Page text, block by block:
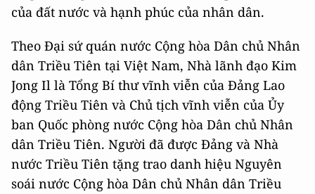
của đất nước và hạnh phúc của nhân dân.
Theo Đại sứ quán nước Cộng hòa Dân chủ Nhân
dân Triều Tiên tại Việt Nam, Nhà lãnh đạo Kim
Jong Il là Tổng Bí thư vĩnh viễn của Đảng Lao
động Triều Tiên và Chủ tịch vĩnh viễn của Ủy
ban Quốc phòng nước Cộng hòa Dân chủ Nhân
dân Triều Tiên. Người đã được Đảng và Nhà
nước Triều Tiên tặng trao danh hiệu Nguyên
soái nước Cộng hòa Dân chủ Nhân dân Triều